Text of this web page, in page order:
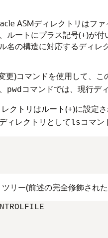
ASMディレクトリはフ
ルートにプラス記号(+)が
名の構造に対応するディ
更)コマンドを使用して、
pwdコマンドでは、現行デ
クトリはルート(+)に設定さ
ィレクトリとして lsコマン
リー(前述の完全修飾され